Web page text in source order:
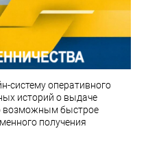
систему оперативного
историй о выдаче
возможным быстрое
получения